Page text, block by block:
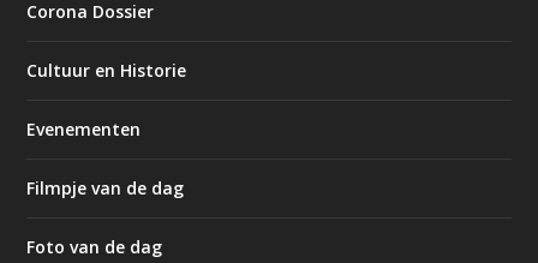
Corona Dossier
Cultuur en Historie
Evenementen
Filmpje van de dag
Foto van de dag